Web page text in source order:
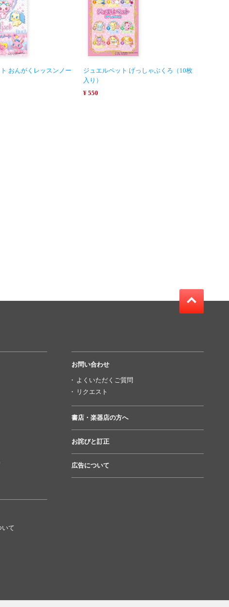
おんがくレッスンノー
ジュエルペット げっしゃぶくろ（10枚
入り）
¥ 550
いて
お問い合わせ
よくいただくご質問
リクエスト
書店・楽器店の方へ
お詫びと訂正
広告について